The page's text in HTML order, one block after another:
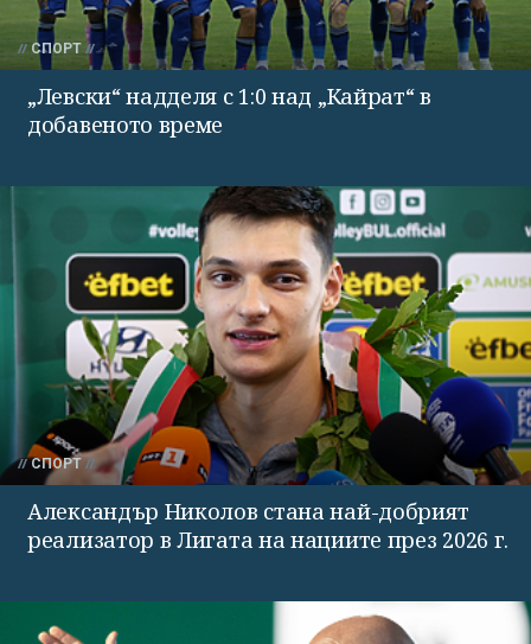
СПОРТ
„Левски“ надделя с 1:0 над „Кайрат“ в
добавеното време
СПОРТ
Александър Николов стана най-добрият
реализатор в Лигата на нациите през 2026 г.